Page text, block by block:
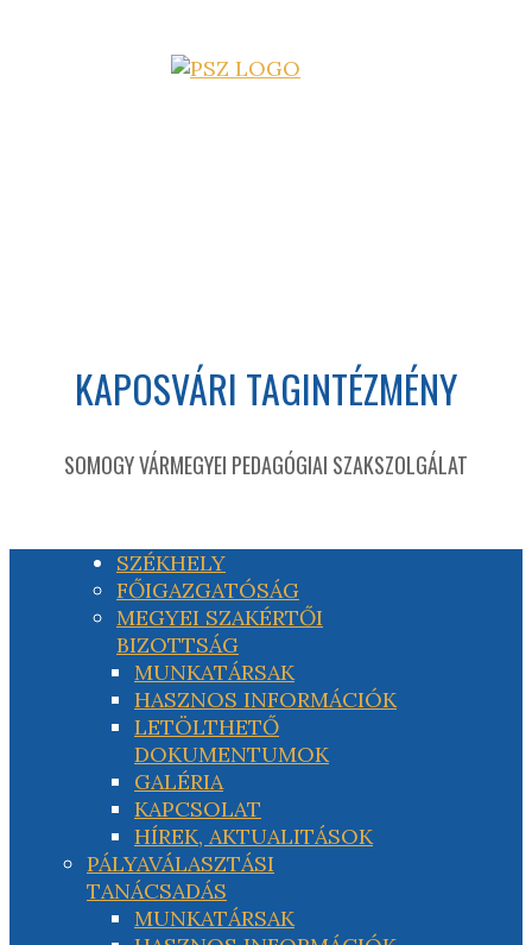
KAPOSVÁRI TAGINTÉZMÉNY
SOMOGY VÁRMEGYEI PEDAGÓGIAI SZAKSZOLGÁLAT
SZÉKHELY
FŐIGAZGATÓSÁG
MEGYEI SZAKÉRTŐI
BIZOTTSÁG
MUNKATÁRSAK
HASZNOS INFORMÁCIÓK
LETÖLTHETŐ
DOKUMENTUMOK
GALÉRIA
KAPCSOLAT
HÍREK, AKTUALITÁSOK
PÁLYAVÁLASZTÁSI
TANÁCSADÁS
MUNKATÁRSAK